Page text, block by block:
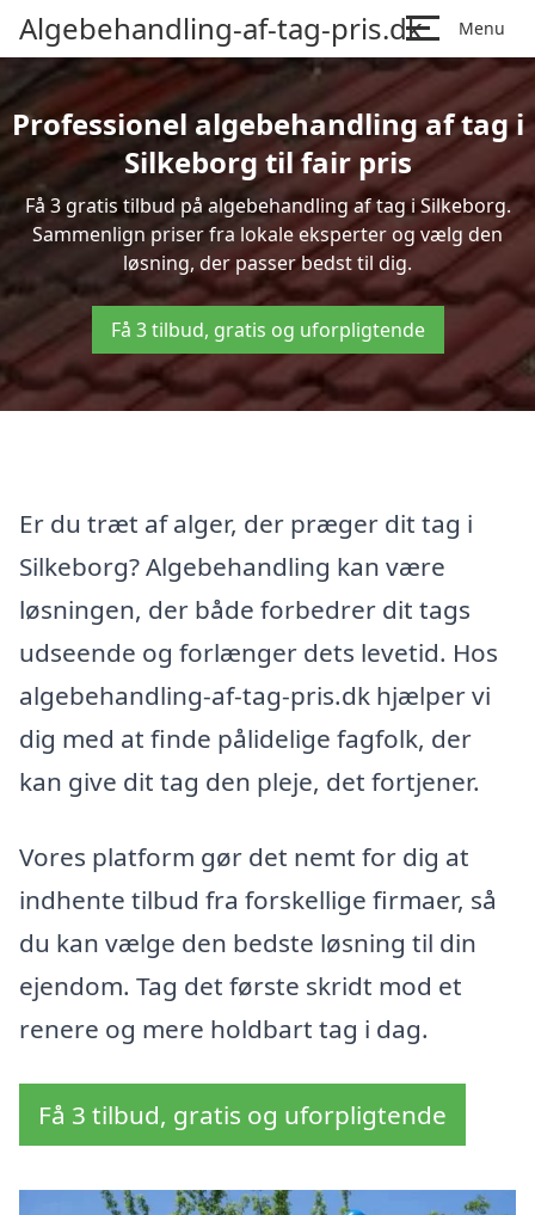
Algebehandling-af-tag-pris.dk Menu
Professionel algebehandling af tag i
Silkeborg til fair pris
Få 3 gratis tilbud på algebehandling af tag i Silkeborg.
Sammenlign priser fra lokale eksperter og vælg den
løsning, der passer bedst til dig.
Få 3 tilbud, gratis og uforpligtende
Er du træt af alger, der præger dit tag i
Silkeborg? Algebehandling kan være
løsningen, der både forbedrer dit tags
udseende og forlænger dets levetid. Hos
algebehandling-af-tag-pris.dk hjælper vi
dig med at finde pålidelige fagfolk, der
kan give dit tag den pleje, det fortjener.
Vores platform gør det nemt for dig at
indhente tilbud fra forskellige firmaer, så
du kan vælge den bedste løsning til din
ejendom. Tag det første skridt mod et
renere og mere holdbart tag i dag.
Få 3 tilbud, gratis og uforpligtende